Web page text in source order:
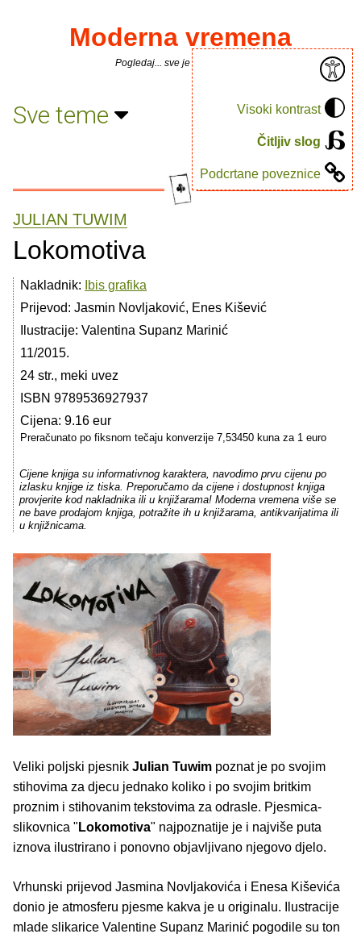
Visoki kontrast
Čitljiv slog
Podcrtane poveznice
Moderna vremena
Pogledaj... sve je puno knjiga.
Sve teme
JULIAN TUWIM
Lokomotiva
Nakladnik:
Ibis grafika
Prijevod: Jasmin Novljaković, Enes Kišević
Ilustracije: Valentina Supanz Marinić
11/2015.
24 str., meki uvez
ISBN 9789536927937
Cijena: 9.16 eur
Preračunato po fiksnom tečaju konverzije 7,53450 kuna za 1 euro
Cijene knjiga su informativnog karaktera, navodimo prvu cijenu po
izlasku knjige iz tiska. Preporučamo da cijene i dostupnost knjiga
provjerite kod nakladnika ili u knjižarama! Moderna vremena više se
ne bave prodajom knjiga, potražite ih u knjižarama, antikvarijatima ili
u knjižnicama.
Veliki poljski pjesnik Julian Tuwim poznat je po svojim
stihovima za djecu jednako koliko i po svojim britkim
proznim i stihovanim tekstovima za odrasle. Pjesmica-
slikovnica " Lokomotiva" najpoznatije je i najviše puta
iznova ilustrirano i ponovno objavljivano njegovo djelo.
Vrhunski prijevod Jasmina Novljakovića i Enesa Kiševića
donio je atmosferu pjesme kakva je u originalu. Ilustracije
mlade slikarice Valentine Supanz Marinić pogodile su ton